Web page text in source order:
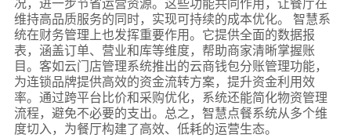
维持高品质服务的同时，实现可持续的成本优化。 智慧系
统在财务管理上也发挥重要作用。它提供全面的数据报
表，涵盖订单、营业和库等维度，帮助商家清晰掌握账
目。客如云门店管理系统推出的云商钱包分账管理功能，
为连锁品牌提供高效的资金流转方案，提升资金利用效
率。通过跨平台比价和采购优化，系统还能简化物资管理
流程，避免不必要的支出。总之，智慧点餐系统从多个维
度切入，为餐厅构建了高效、低耗的运营生态。